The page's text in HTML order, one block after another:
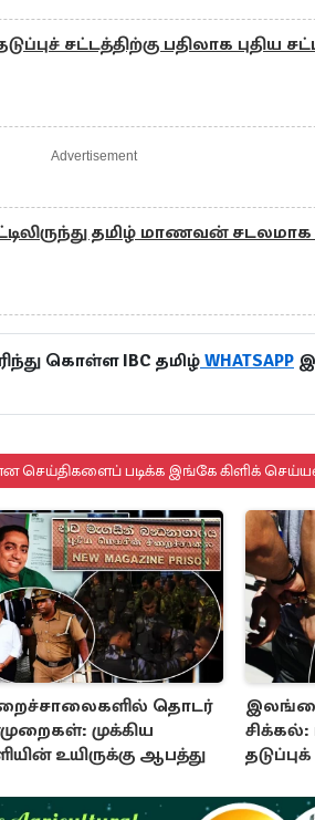
சட்டத்திற்கு பதிலாக புதிய
Advertisement
தமிழ் மாணவன் சடலமாக
கொள்ள IBC தமிழ் WHATSAPP
செய்திகளைப் படிக்க இங்கே கிளிக்
தொடர்
முக்கிய
உயிருக்கு ஆபத்து
சிக்கல்: